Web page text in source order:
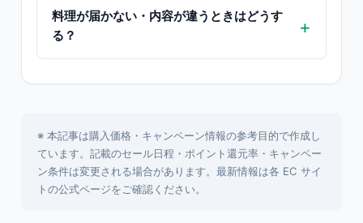
料理が届かない・内容が違うときはどうす
る？
※ 本記事は購入価格・キャンペーン情報の参考目的で作成し
ています。記載のセール日程・ポイント還元率・キャンペー
ン条件は変更される場合があります。最新情報は各 EC サイ
トの公式ページをご確認ください。